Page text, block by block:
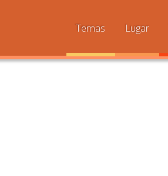
Temas Lugar